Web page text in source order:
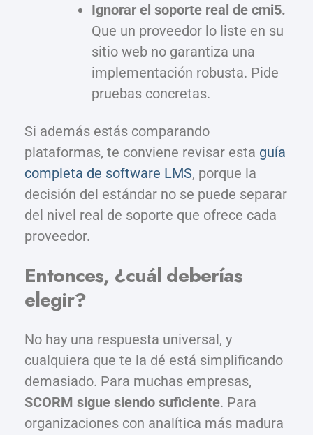
Ignorar el soporte real de cmi5.
Que un proveedor lo liste en su
sitio web no garantiza una
implementación robusta. Pide
pruebas concretas.
Si además estás comparando
plataformas, te conviene revisar esta guía
completa de software LMS, porque la
decisión del estándar no se puede separar
del nivel real de soporte que ofrece cada
proveedor.
Entonces, ¿cuál deberías
elegir?
No hay una respuesta universal, y
cualquiera que te la dé está simplificando
demasiado. Para muchas empresas,
SCORM sigue siendo suficiente. Para
organizaciones con analítica más madura